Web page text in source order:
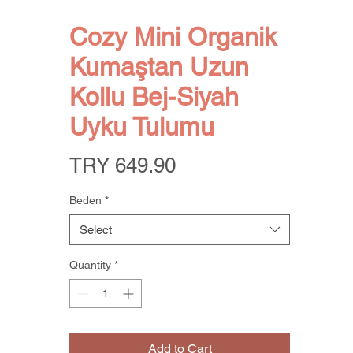
Cozy Mini Organik
Kumaştan Uzun
Kollu Bej-Siyah
Uyku Tulumu
TRY 649.90Price
Beden *
Select
Quantity *
Add to Cart